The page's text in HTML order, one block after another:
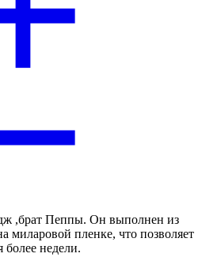
,брат Пеппы. Он выполнен из
миларовой пленке, что позволяет
более недели.